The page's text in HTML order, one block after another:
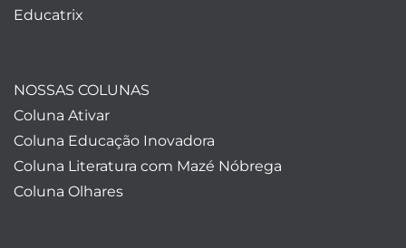
Educatrix
NOSSAS COLUNAS
Coluna Ativar
Coluna Educação Inovadora
Coluna Literatura com Mazé Nóbrega
Coluna Olhares